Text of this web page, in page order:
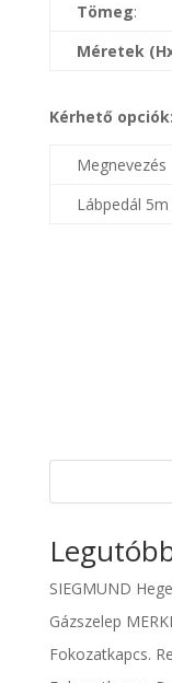
Tömeg:
Méretek
Kérhető opciók:
Megnevezés
Lábpedál 5m
SIEGMUND
Gázszelep
Fokozatkapcs.